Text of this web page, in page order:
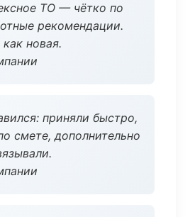
ТО — чётко по
рекомендации.
новая.
приняли быстро,
смете, дополнительно